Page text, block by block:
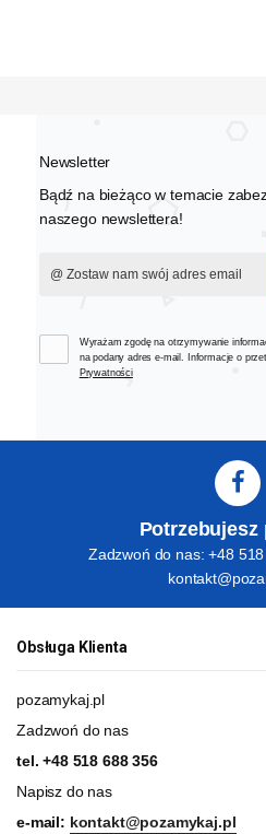
Newsletter
Bądź na bieżąco w temacie
naszego newslettera!
Wyrażam zgodę na otrzymywanie
na podany adres e-mail. Informacje o
Prywatności
Potrzebujesz
Zadzwoń do nas: +48
Obsługa Klienta
pozamykaj.pl
Zadzwoń do nas
tel.+48 518 688 356
Napisz do nas
e-mail: kontakt@pozamykaj.pl